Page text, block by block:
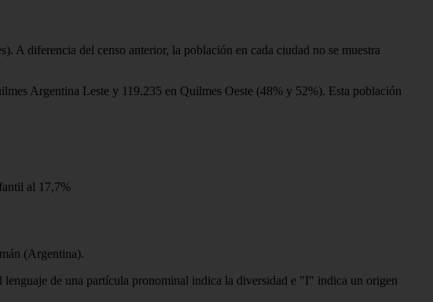
A diferencia del censo anterior, la población en cada ciudad no se muestra
Argentina Leste y 119.235 en Quilmes Oeste (48% y 52%). Esta población
al 17,7%
(Argentina).
de una partícula pronominal indica la diversidad e "I" indica un origen